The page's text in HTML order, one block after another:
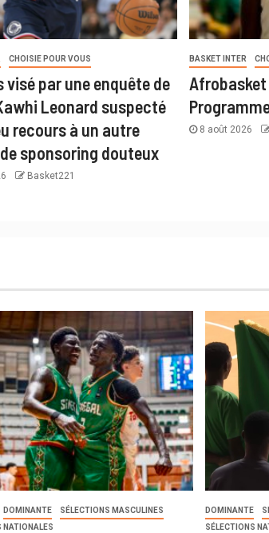
CHOISIE POUR VOUS
visé par une enquête de
Leonard suspecté
recours à un autre
sponsoring douteux
Basket221
BASKET INTER
Afrobasket
8 août 2026
DOMINANTE
SÉLECTIONS MASCULINES
NATIONALES
DOMINANTE
SÉLECTIONS